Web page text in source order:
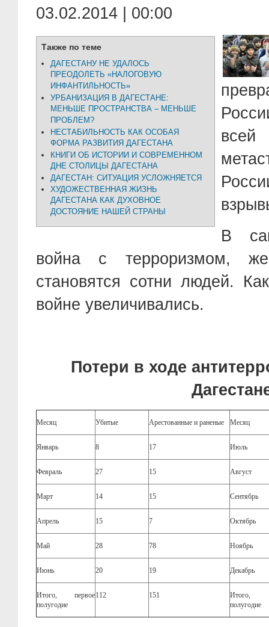
03.02.2014 | 00:00
Также по теме
ДАГЕСТАНУ НЕ УДАЛОСЬ
ПРЕОДОЛЕТЬ «НАЛОГОВУЮ
ИНФАНТИЛЬНОСТЬ»
УРБАНИЗАЦИЯ В ДАГЕСТАНЕ:
МЕНЬШЕ ПРОСТРАНСТВА – МЕНЬШЕ
ПРОБЛЕМ?
НЕСТАБИЛЬНОСТЬ КАК ОСОБАЯ
ФОРМА РАЗВИТИЯ ДАГЕСТАНА
КНИГИ ОБ ИСТОРИИ И СОВРЕМЕННОМ
ДНЕ СТОЛИЦЫ ДАГЕСТАНА
ДАГЕСТАН: СИТУАЦИЯ УСЛОЖНЯЕТСЯ
ХУДОЖЕСТВЕННАЯ ЖИЗНЬ
ДАГЕСТАНА КАК ДУХОВНОЕ
ДОСТОЯНИЕ НАШЕЙ СТРАНЫ
В
война с терроризмом,
становятся сотни людей.
войне увеличивались.
Потери в ходе
Месяц Убитые Арестованные и раненые Месяц
Январь 8 17 Июль
Февраль 27 15 Август
Март 14 15 Сентябрь
Апрель 15 7 Октябрь
Май 28 78 Ноябрь
Июнь 20 19 Декабрь
Итого, первое
полугодие
112 151
Итого,
полугодие